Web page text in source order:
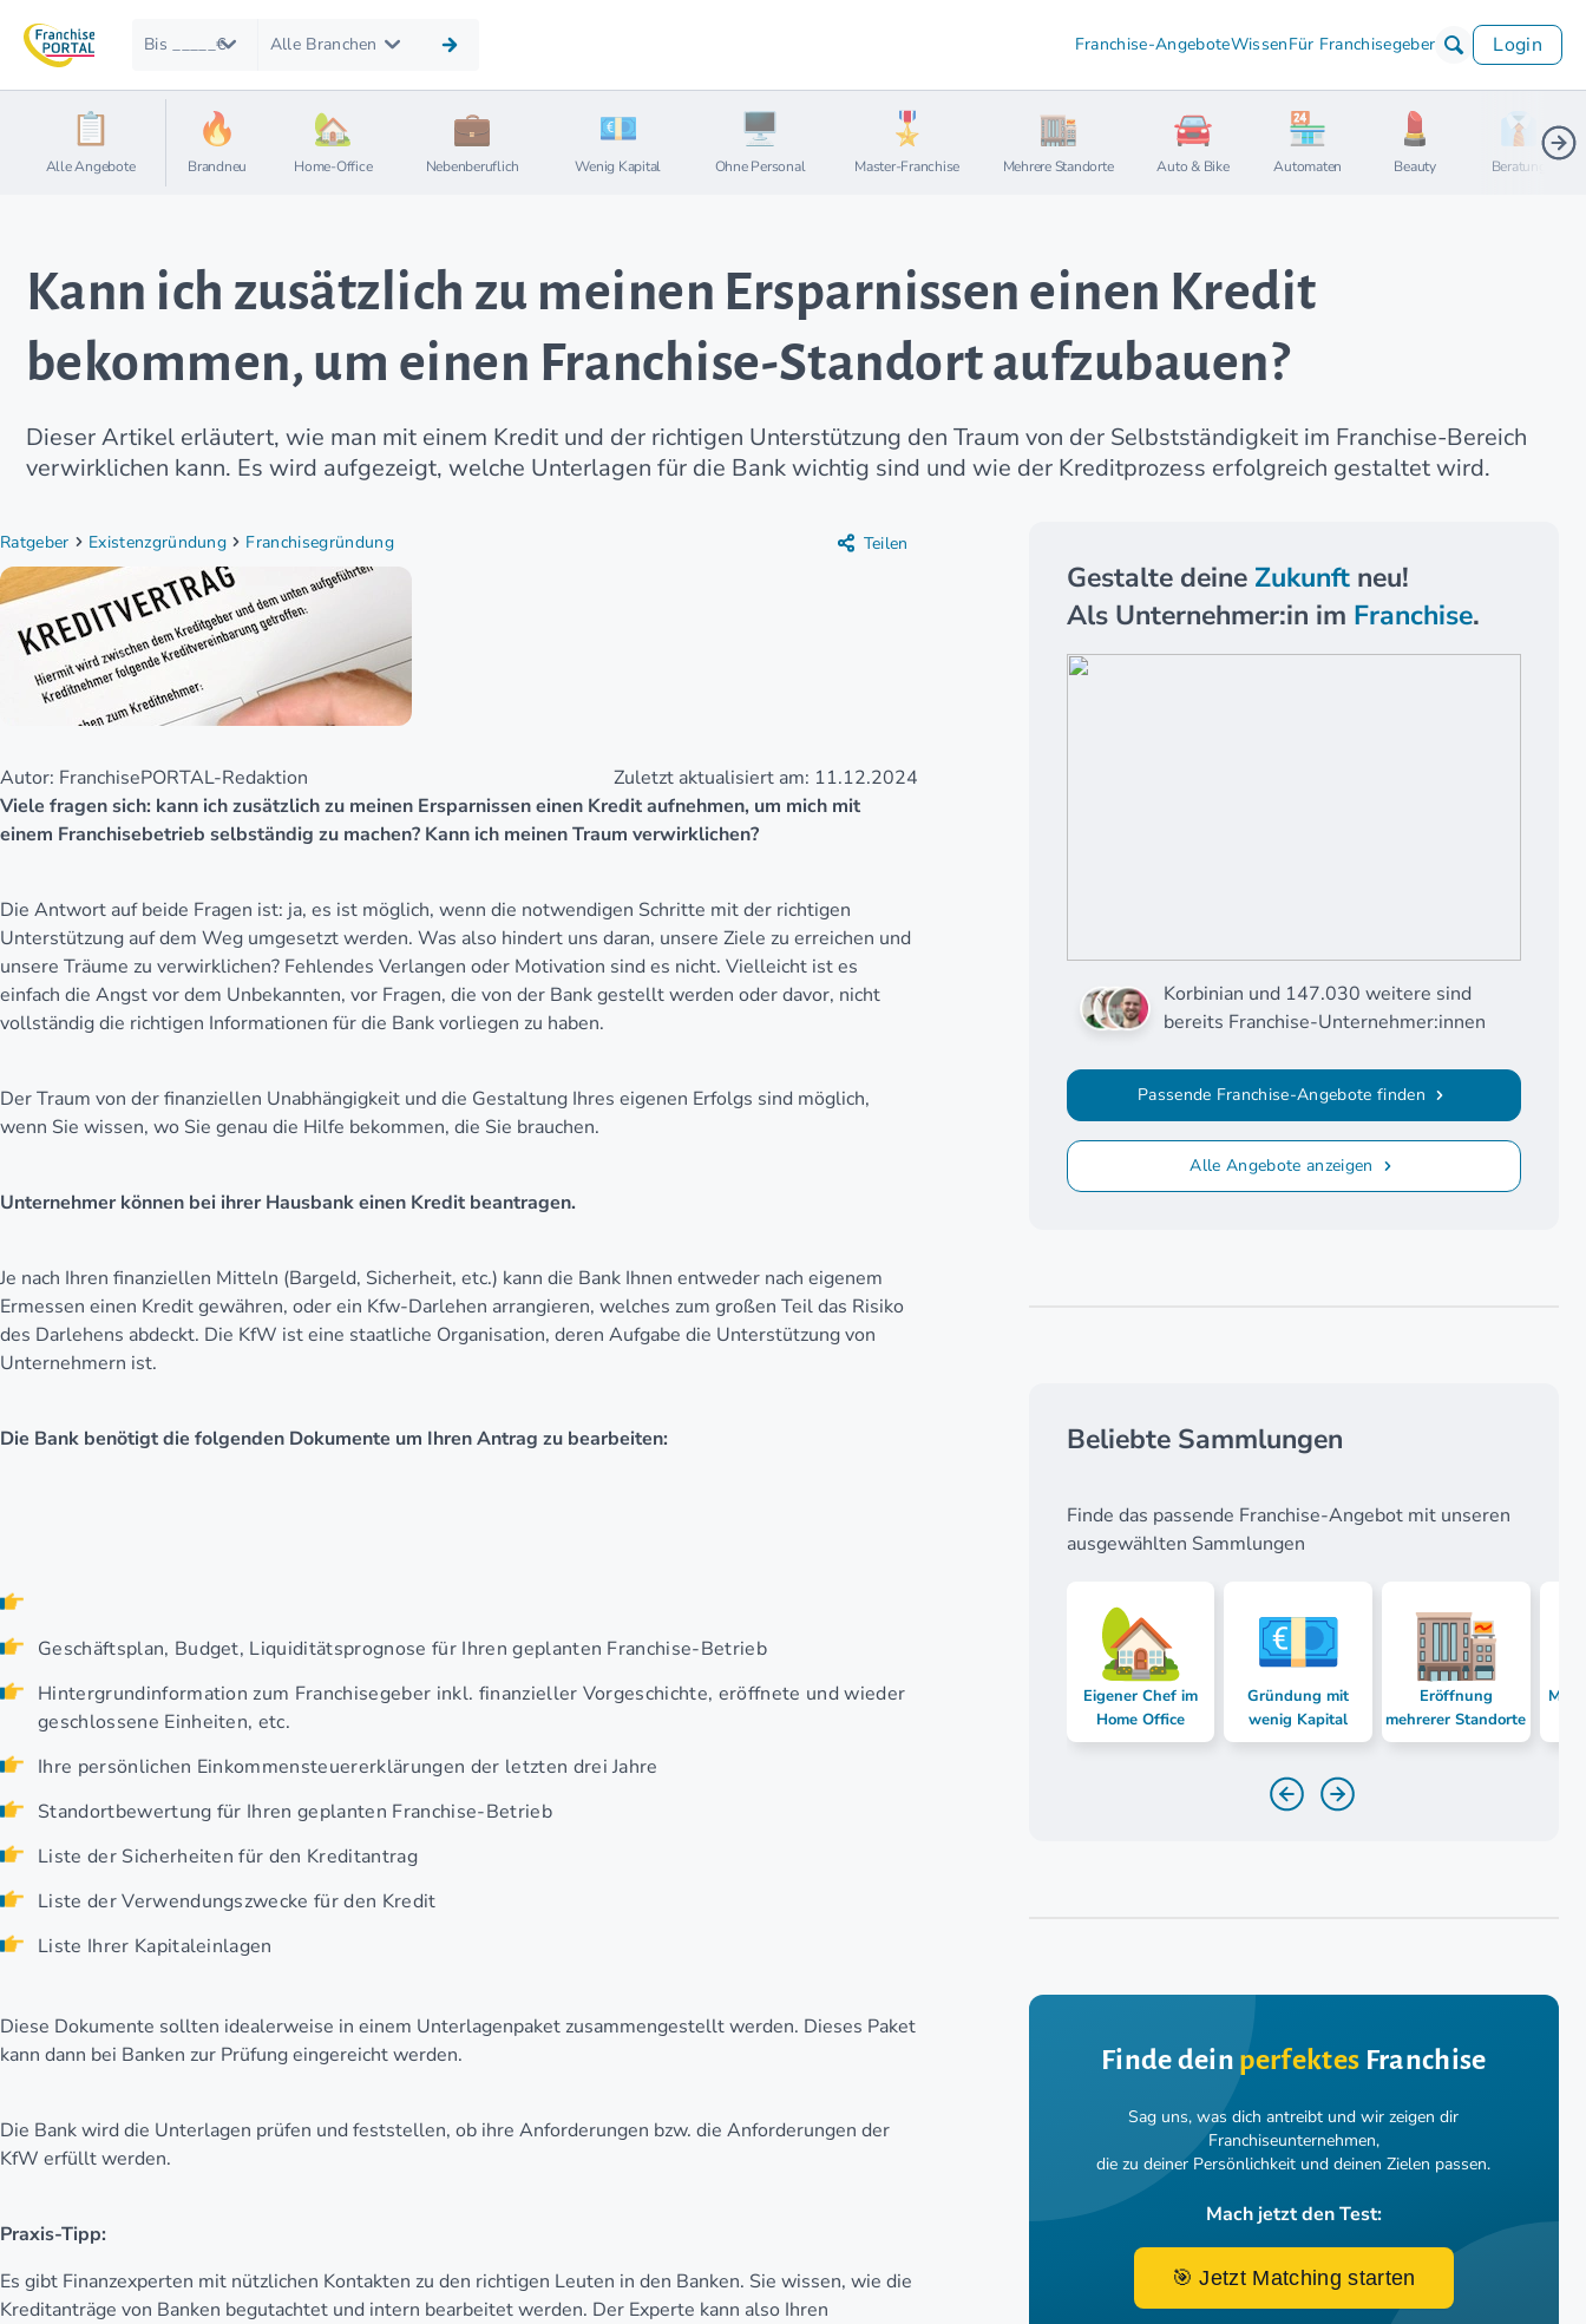
Bis _____€ Alle Branchen Franchise-AngeboteWissenFür Franchisegeber Login
Alle Angebote Brandneu Home-Office Nebenberuflich Wenig Kapital Ohne Personal Master-Franchise Mehrere Standorte Auto & Bike Automaten Beauty Beratung
Kann ich zusätzlich zu meinen Ersparnissen einen Kredit
bekommen, um einen Franchise-Standort aufzubauen?
Dieser Artikel erläutert, wie man mit einem Kredit und der richtigen Unterstützung den Traum von der Selbstständigkeit im Franchise-Bereich
verwirklichen kann. Es wird aufgezeigt, welche Unterlagen für die Bank wichtig sind und wie der Kreditprozess erfolgreich gestaltet wird.
Ratgeber Existenzgründung Franchisegründung Teilen
Autor: FranchisePORTAL-Redaktion
Zuletzt aktualisiert am: 11.12.2024
Viele fragen sich: kann ich zusätzlich zu meinen Ersparnissen einen Kredit aufnehmen, um mich mit
einem Franchisebetrieb selbständig zu machen? Kann ich meinen Traum verwirklichen?
Die Antwort auf beide Fragen ist: ja, es ist möglich, wenn die notwendigen Schritte mit der richtigen
Unterstützung auf dem Weg umgesetzt werden. Was also hindert uns daran, unsere Ziele zu erreichen und
unsere Träume zu verwirklichen? Fehlendes Verlangen oder Motivation sind es nicht. Vielleicht ist es
einfach die Angst vor dem Unbekannten, vor Fragen, die von der Bank gestellt werden oder davor, nicht
vollständig die richtigen Informationen für die Bank vorliegen zu haben.
Der Traum von der finanziellen Unabhängigkeit und die Gestaltung Ihres eigenen Erfolgs sind möglich,
wenn Sie wissen, wo Sie genau die Hilfe bekommen, die Sie brauchen.
Unternehmer können bei ihrer Hausbank einen Kredit beantragen.
Je nach Ihren finanziellen Mitteln (Bargeld, Sicherheit, etc.) kann die Bank Ihnen entweder nach eigenem
Ermessen einen Kredit gewähren, oder ein Kfw-Darlehen arrangieren, welches zum großen Teil das Risiko
des Darlehens abdeckt. Die KfW ist eine staatliche Organisation, deren Aufgabe die Unterstützung von
Unternehmern ist.
Die Bank benötigt die folgenden Dokumente um Ihren Antrag zu bearbeiten:
Geschäftsplan, Budget, Liquiditätsprognose für Ihren geplanten Franchise-Betrieb
Hintergrundinformation zum Franchisegeber inkl. finanzieller Vorgeschichte, eröffnete und wieder
geschlossene Einheiten, etc.
Ihre persönlichen Einkommensteuererklärungen der letzten drei Jahre
Standortbewertung für Ihren geplanten Franchise-Betrieb
Liste der Sicherheiten für den Kreditantrag
Liste der Verwendungszwecke für den Kredit
Liste Ihrer Kapitaleinlagen
Diese Dokumente sollten idealerweise in einem Unterlagenpaket zusammengestellt werden. Dieses Paket
kann dann bei Banken zur Prüfung eingereicht werden.
Die Bank wird die Unterlagen prüfen und feststellen, ob ihre Anforderungen bzw. die Anforderungen der
KfW erfüllt werden.
Praxis-Tipp:
Es gibt Finanzexperten mit nützlichen Kontakten zu den richtigen Leuten in den Banken. Sie wissen, wie die
Kreditanträge von Banken begutachtet und intern bearbeitet werden. Der Experte kann also Ihren
Gestalte deine Zukunftneu!
Als Unternehmer:in im Franchise.
Korbinian und 147.030 weitere sind
bereits Franchise-Unternehmer:innen
Passende Franchise-Angebote finden
Alle Angebote anzeigen
Beliebte Sammlungen
Finde das passende Franchise-Angebot mit unseren
ausgewählten Sammlungen
Eigener Chef im
Home Office
Gründung mit
wenig Kapital
Eröffnung
mehrerer Standorte
Finde dein perfektes Franchise
Sag uns, was dich antreibt und wir zeigen dir
Franchiseunternehmen,
die zu deiner Persönlichkeit und deinen Zielen passen.
Mach jetzt den Test:
🎯 Jetzt Matching starten